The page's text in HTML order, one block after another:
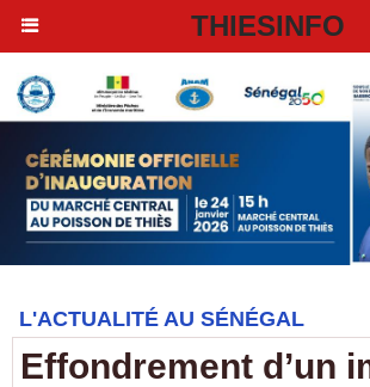
THIESINFO
L'ACTUALITÉ AU SÉNÉGAL
Effondrement d’un